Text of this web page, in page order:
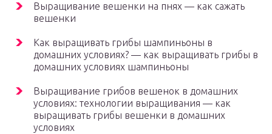
Выращивание вешенки на пнях — как сажать
вешенки
Как выращивать грибы шампиньоны в
домашних условиях? — как выращивать грибы в
домашних условиях шампиньоны
Выращивание грибов вешенок в домашних
условиях: технологии выращивания — как
выращивать грибы вешенки в домашних
условиях